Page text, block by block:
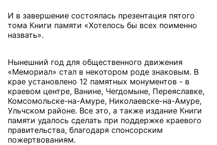
И в завершение состоялась презентация пятого
тома Книги памяти «Хотелось бы всех поименно
назвать».
Нынешний год для общественного движения
«Мемориал» стал в некотором роде знаковым. В
крае установлено 12 памятных монументов - в
краевом центре, Ванине, Чегдомыне, Переяславке,
Комсомольске-на-Амуре, Николаевске-на-Амуре,
Ульчском районе. Все это, а также издание Книги
памяти удалось сделать при поддержке краевого
правительства, благодаря спонсорским
пожертвованиям.